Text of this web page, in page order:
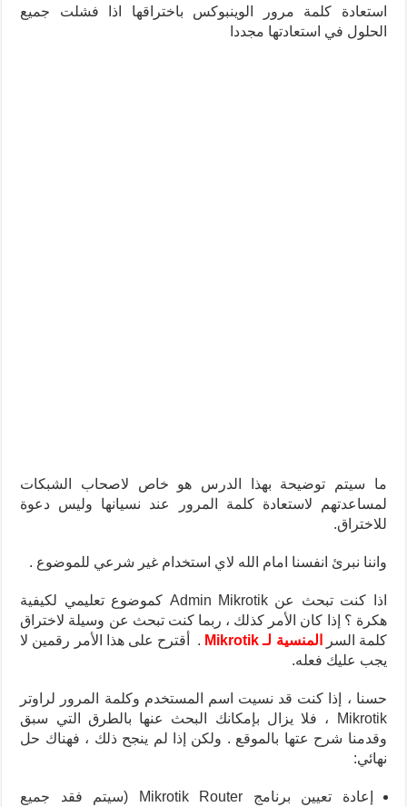
استعادة كلمة مرور الوينبوكس باختراقها اذا فشلت جميع
الحلول في استعادتها مجددا
ما سيتم توضيحة بهذا الدرس هو خاص لاصحاب الشبكات
لمساعدتهم لاستعادة كلمة المرور عند نسيانها وليس دعوة
للاختراق.
واننا نبرئ انفسنا امام الله لاي استخدام غير شرعي للموضوع .
اذا
كنت تبحث عن Admin Mikrotik كموضوع تعليمي لكيفية
هكرة ؟ إذا كان الأمر كذلك ، ربما كنت تبحث عن وسيلة لاختراق
كلمة السر
المنسية لـ Mikrotik . أقترح على هذا الأمر رقمين لا
يجب عليك فعله.
حسنا ، إذا كنت قد نسيت اسم المستخدم وكلمة المرور لراوتر
Mikrotik ، فلا يزال بإمكانك البحث عنها بالطرق التي سبق
وقدمنا شرح عتها بالموقع . ولكن إذا لم ينجح ذلك ، فهناك حل
نهائي:
إعادة تعيين برنامج Mikrotik Router (سيتم فقد جميع